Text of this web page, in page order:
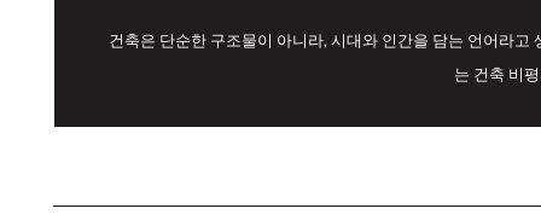
건축은 단순한 구조물이 아니라, 시대와 인간을 담는 언어라
는 건축 비